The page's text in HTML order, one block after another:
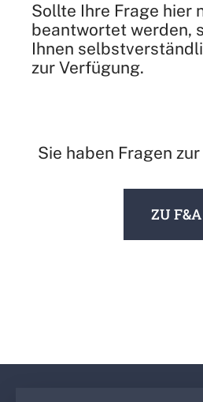
Sollte Ihre Frage hier
beantwortet werden,
Ihnen
zur Verfügung.
Sie haben Fragen
ZU F&AZ